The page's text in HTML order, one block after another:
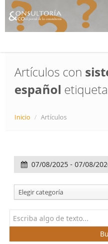
Actualidad
Artículos con
español etiqueta
Inicio / Artículos
07/08/2025 - 07/08/
Elegir categoría